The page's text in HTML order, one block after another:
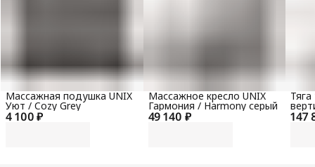
4 100 ₽
Массажная подушка UNIX
Уют / Cozy Grey
49 140 ₽
Массажное кресло UNIX
Гармония / Harmony серый
147
100